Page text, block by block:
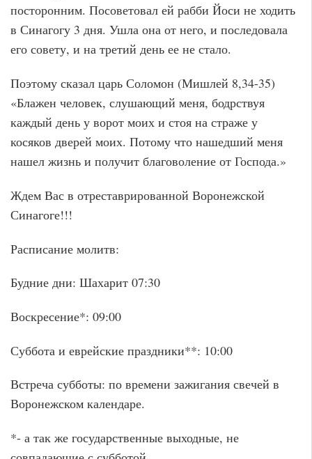
посторонним. Посоветовал ей рабби Йоси не ходить
в Синагогу 3 дня. Ушла она от него, и последовала
его совету, и на третий день ее не стало.
Поэтому сказал царь Соломон (Мишлей 8,34-35)
«Блажен человек, слушающий меня, бодрствуя
каждый день у ворот моих и стоя на страже у
косяков дверей моих. Потому что нашедший меня
нашел жизнь и получит благоволение от Господа.»
Ждем Вас в отреставрированной Воронежской
Синагоге!!!
Расписание молитв:
Будние дни: Шахарит 07:30
Воскресение*: 09:00
Суббота и еврейские праздники**: 10:00
Встреча субботы: по времени зажигания свечей в
Воронежском календаре.
*- а так же государственные выходные, не